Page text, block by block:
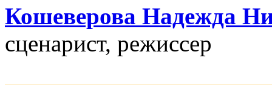
Кошеверова Надежда
сценарист, режисcер